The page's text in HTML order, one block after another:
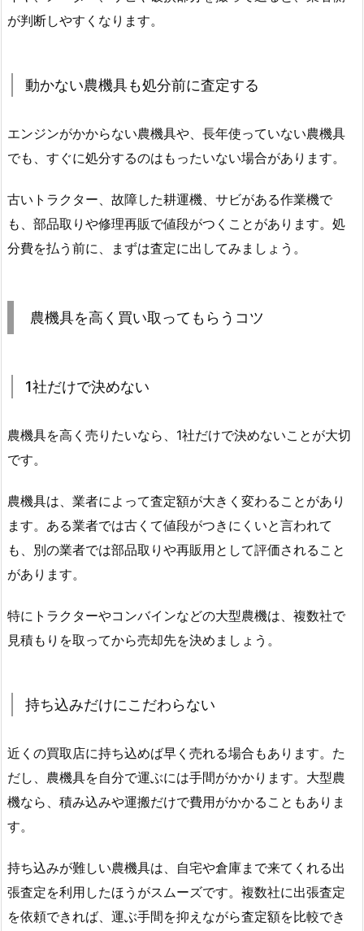
が判断しやすくなります。
動かない農機具も処分前に査定する
エンジンがかからない農機具や、長年使っていない農機具
でも、すぐに処分するのはもったいない場合があります。
古いトラクター、故障した耕運機、サビがある作業機で
も、部品取りや修理再販で値段がつくことがあります。処
分費を払う前に、まずは査定に出してみましょう。
農機具を高く買い取ってもらうコツ
1社だけで決めない
農機具を高く売りたいなら、1社だけで決めないことが大切
です。
農機具は、業者によって査定額が大きく変わることがあり
ます。ある業者では古くて値段がつきにくいと言われて
も、別の業者では部品取りや再販用として評価されること
があります。
特にトラクターやコンバインなどの大型農機は、複数社で
見積もりを取ってから売却先を決めましょう。
持ち込みだけにこだわらない
近くの買取店に持ち込めば早く売れる場合もあります。た
だし、農機具を自分で運ぶには手間がかかります。大型農
機なら、積み込みや運搬だけで費用がかかることもありま
す。
持ち込みが難しい農機具は、自宅や倉庫まで来てくれる出
張査定を利用したほうがスムーズです。複数社に出張査定
を依頼できれば、運ぶ手間を抑えながら査定額を比較でき